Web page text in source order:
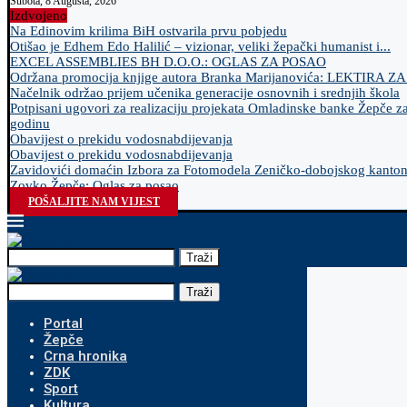
Izdvojeno
Na Edinovim krilima BiH ostvarila prvu pobjedu
Otišao je Edhem Edo Halilić – vizionar, veliki žepački humanist i...
EXCEL ASSEMBLIES BH D.O.O.: OGLAS ZA POSAO
Održana promocija knjige autora Branka Marijanovića: LEKTIRA
Načelnik održao prijem učenika generacije osnovnih i srednjih škola
Potpisani ugovori za realizaciju projekata Omladinske banke Žepče
godinu
Obavijest o prekidu vodosnabdijevanja
Obavijest o prekidu vodosnabdijevanja
Zavidovići domaćin Izbora za Fotomodela Zeničko-dobojskog
Zovko Žepče: Oglas za posao
POŠALJITE NAM VIJEST
Traži
Traži
Portal
Žepče
Crna hronika
ZDK
Sport